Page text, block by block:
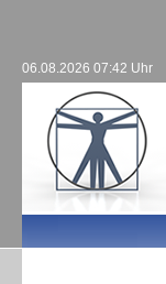
06.08.2026 07:42 Uhr